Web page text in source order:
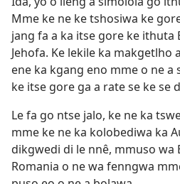
Mme ke ne ke tshosiwa ke
jang fa a ka itse gore ke ithuta
Jehofa. Ke lekile ka makgetlho
ene ka kgang eno mme o ne a
ke itse gore ga a rate se ke se
Le fa go ntse jalo, ke ne ka
mme ke ne ka kolobediwa ka
dikgwedi di le nnê, mmuso wa
Romania o ne wa fenngwa